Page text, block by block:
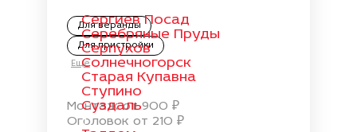
Сергиев Посад
Серебряные Пруды
Серпухов
Солнечногорск
Старая Купавна
Ступино
Суздаль
Т
Для веранды
Для пристройки
Еще
Монтаж от 900 ₽
Оголовок от 210 ₽